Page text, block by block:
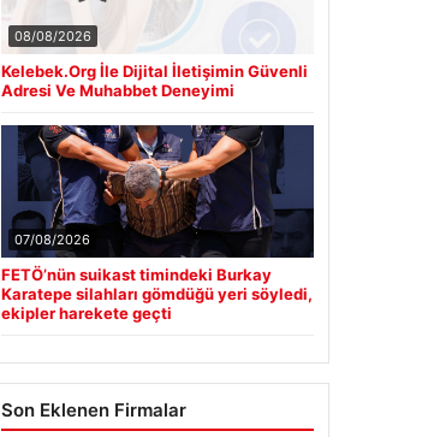
08/08/2026
Kelebek.Org İle Dijital İletişimin Güvenli
Adresi Ve Muhabbet Deneyimi
07/08/2026
FETÖ’nün suikast timindeki Burkay
Karatepe silahları gömdüğü yeri söyledi,
ekipler harekete geçti
Son Eklenen Firmalar